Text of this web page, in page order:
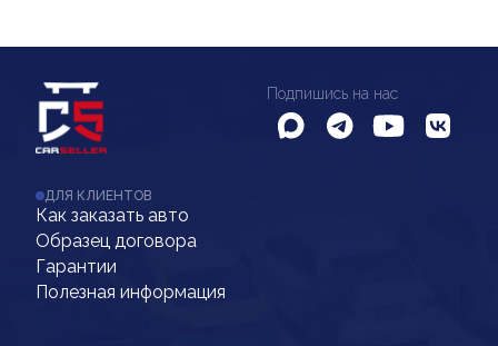
Подпишись на нас
ДЛЯ КЛИЕНТОВ
Как заказать авто
Образец договора
Гарантии
Полезная информация